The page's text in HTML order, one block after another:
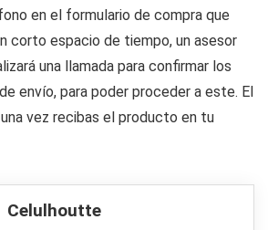
en el formulario de compra que
corto espacio de tiempo, un asesor
una llamada para confirmar los
envío, para poder proceder a este. El
vez recibas el producto en tu
Celulhoutte